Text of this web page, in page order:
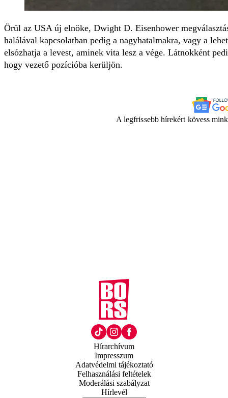
Örül az USA új elnöke, Dwight D. Eisenhower
halálával kapcsolatban pedig a nagyhatalmakra, vagy a
elsózhatja a levest, aminek vita lesz a vége. Látnokként
hogy vezető pozícióba kerüljön.
A legfrissebb hírekért kövess
Hírarchívum
Impresszum
Adatvédelmi tájékoztató
Felhasználási feltételek
Moderálási szabályzat
Hírlevél